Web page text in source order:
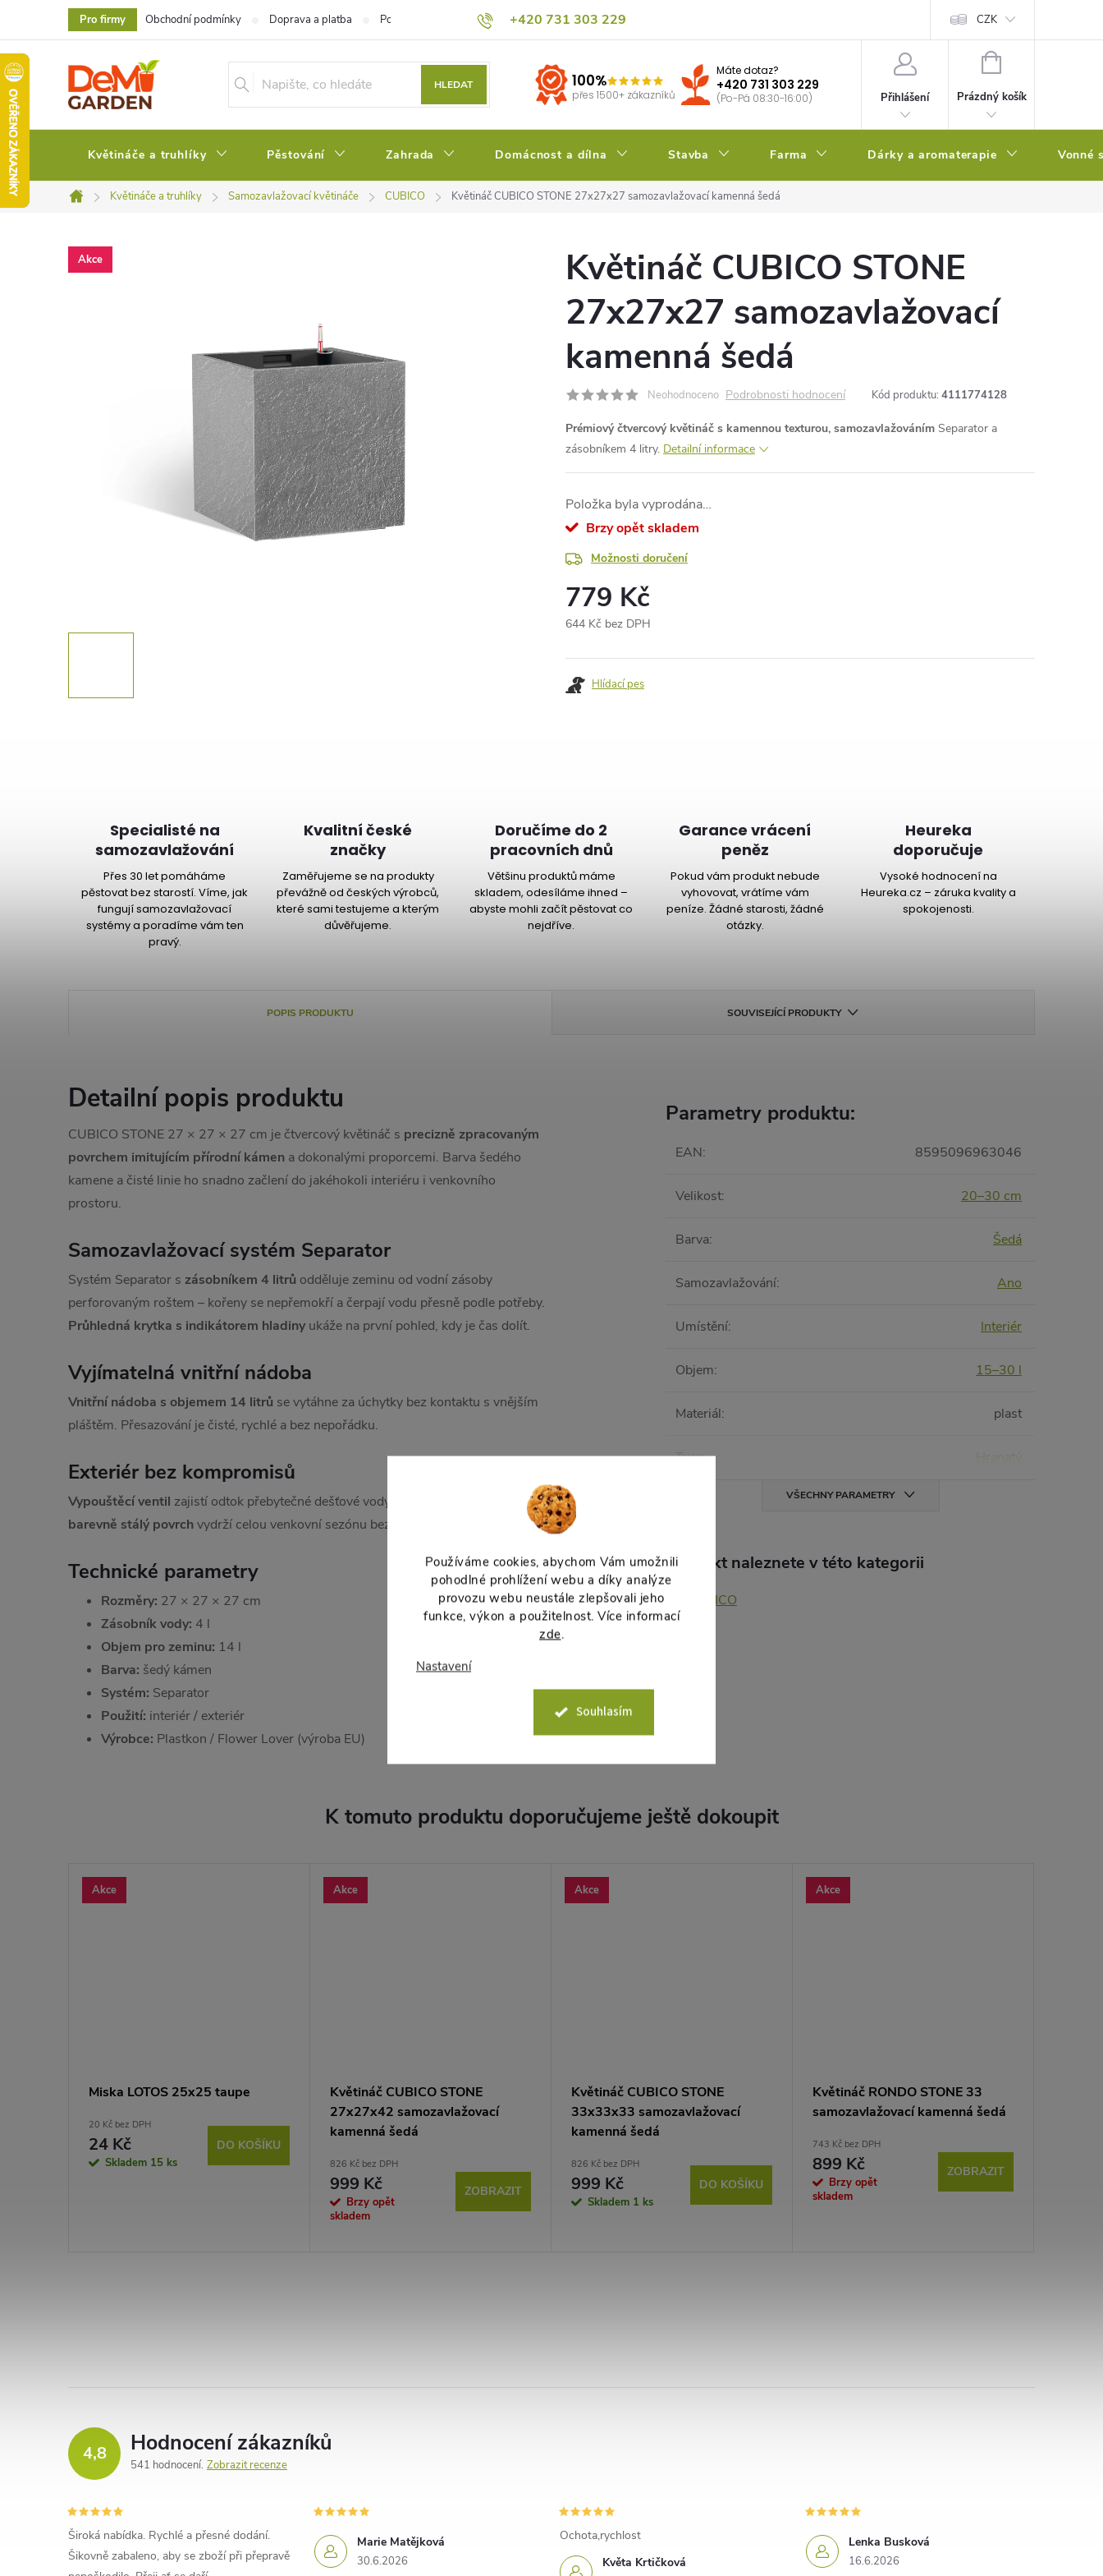
Používáme cookies, abychom Vám umožnili
pohodlné prohlížení webu a díky analýze
provozu webu neustále zlepšovali jeho
funkce, výkon a použitelnost. Více informací
zde.
Nastavení
Souhlasím
obsah
+420 731 303 229
Pro firmy Obchodní podmínky Doprava a platba Podmínky ochrany osobních údajů Pěstitelský blog CZK
HLEDAT 100%
přes 1500+ zákazníků
Máte dotaz?
+420 731 303 229
(Po-Pá 08:30-16:00) Přihlášení
NÁKUPNÍ
Prázdný košík
Květináče a truhlíky Pěstování Zahrada Domácnost a dílna Stavba Farma Dárky a aromaterapie Vonné
Domů
Květináče a truhlíky Samozavlažovací květináče CUBICO Květináč CUBICO STONE 27x27x27 samozavlažovací kamenná šedá
Akce
Květináč CUBICO STONE
27x27x27 samozavlažovací
kamenná šedá
Neohodnoceno Podrobnosti hodnocení Kód produktu: 4111774128
Prémiový čtvercový květináč s kamennou texturou, samozavlažováním Separator a
zásobníkem 4 litry. Detailní informace
Položka byla vyprodána…
Brzy opět skladem
Možnosti doručení
779 Kč
644 Kč bez DPH
cena:
Hlídací pes
Specialisté na
samozavlažování
Přes 30 let pomáháme
pěstovat bez starostí. Víme, jak
fungují samozavlažovací
systémy a poradíme vám ten
pravý.
Kvalitní české
značky
Zaměřujeme se na produkty
převážně od českých výrobců,
které sami testujeme a kterým
důvěřujeme.
Doručíme do 2
pracovních dnů
Většinu produktů máme
skladem, odesíláme ihned –
abyste mohli začít pěstovat co
nejdříve.
Garance vrácení
peněz
Pokud vám produkt nebude
vyhovovat, vrátíme vám
peníze. Žádné starosti, žádné
otázky.
Heureka
doporučuje
Vysoké hodnocení na
Heureka.cz – záruka kvality a
spokojenosti.
POPIS PRODUKTU SOUVISEJÍCÍ PRODUKTY
Detailní popis produktu
CUBICO STONE 27 × 27 × 27 cm je čtvercový květináč s precizně zpracovaným
povrchem imitujícím přírodní kámen a dokonalými proporcemi. Barva šedého
kamene a čisté linie ho snadno začlení do jakéhokoli interiéru i venkovního
prostoru.
Samozavlažovací systém Separator
Systém Separator s zásobníkem 4 litrů odděluje zeminu od vodní zásoby
perforovaným roštem – kořeny se nepřemokří a čerpají vodu přesně podle potřeby.
Průhledná krytka s indikátorem hladiny ukáže na první pohled, kdy je čas dolít.
Vyjímatelná vnitřní nádoba
Vnitřní nádoba s objemem 14 litrů se vytáhne za úchytky bez kontaktu s vnějším
pláštěm. Přesazování je čisté, rychlé a bez nepořádku.
Exteriér bez kompromisů
Vypouštěcí ventil zajistí odtok přebytečné dešťové vody. UV stabilní materiál a
barevně stálý povrchvydrží celou venkovní sezónu beze změny.
Technické parametry
Rozměry: 27 × 27 × 27 cm
Zásobník vody: 4 l
Objem pro zeminu: 14 l
Barva: šedý kámen
Systém: Separator
Použití: interiér / exteriér
Výrobce: Plastkon / Flower Lover (výroba EU)
Parametry produktu:
EAN: 8595096963046
Velikost: 20–30 cm
Barva: Šedá
Samozavlažování: Ano
Umístění: Interiér
Objem: 15–30 l
Materiál: plast
Tvar: Hranatý
VŠECHNY PARAMETRY
Produkt naleznete v této kategorii
CUBICO
K tomuto produktu doporučujeme ještě dokoupit
Akce
Miska LOTOS 25x25 taupe
20 Kč bez DPH
24 Kč
Skladem 15 ks
DO KOŠÍKU
Akce
Květináč CUBICO STONE
27x27x42 samozavlažovací
kamenná šedá
826 Kč bez DPH
999 Kč
Brzy opět
skladem
ZOBRAZIT
Akce
Květináč CUBICO STONE
33x33x33 samozavlažovací
kamenná šedá
826 Kč bez DPH
999 Kč
Skladem 1 ks
DO KOŠÍKU
Akce
Květináč RONDO STONE 33
samozavlažovací kamenná šedá
743 Kč bez DPH
899 Kč
Brzy opět
skladem
ZOBRAZIT
4,8 Hodnocení zákazníků
541 hodnocení Zobrazit recenze
Široká nabídka. Rychlé a přesné dodání.
Šikovně zabaleno, aby se zboží při přepravě
Marie Matějková
30.6.2026 Květa Krtičková
Ochota,rychlost Lenka Busková
16.6.2026